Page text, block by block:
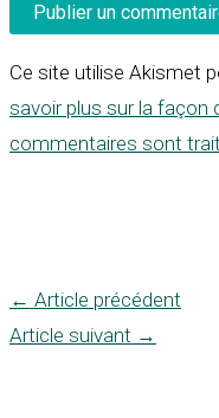
Ce site utilise Akismet
savoir plus sur la façon
commentaires sont
← Article précédent
Article suivant →